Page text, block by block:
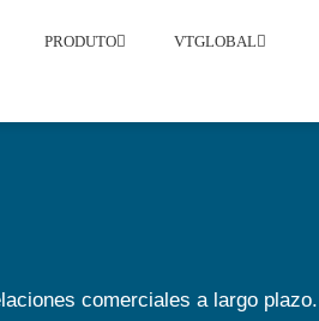
PRODUTO VTGLOBAL
comerciales a largo plazo.